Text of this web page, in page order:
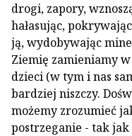
drogi, zapory,
hałasując,
ją, wydobywając
Ziemię zamieniamy
dzieci (w tym i nas
bardziej niszczy.
możemy zrozumieć
postrzeganie - tak